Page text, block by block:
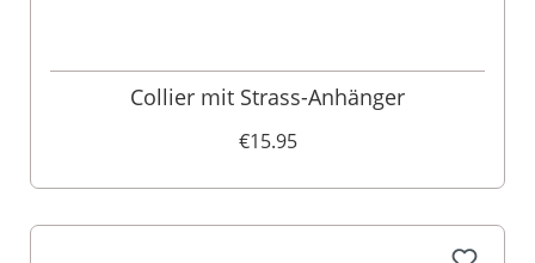
Collier mit Strass-Anhänger
€15.95